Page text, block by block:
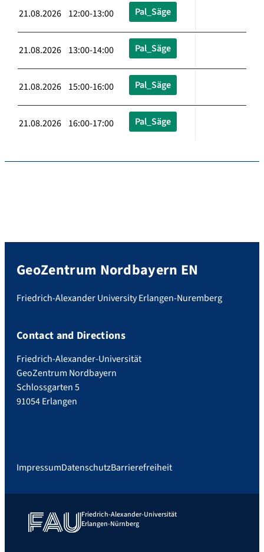
21.08.2026 12:00-13:00 Pal_Säge
21.08.2026 13:00-14:00 Pal_Säge
21.08.2026 15:00-16:00 Pal_Säge
21.08.2026 16:00-17:00 Pal_Säge
GeoZentrum Nordbayern EN
Friedrich-Alexander University Erlangen-Nuremberg
Contact and Directions
Friedrich-Alexander-Universität
GeoZentrum Nordbayern
Schlossgarten 5
91054 Erlangen
ImpressumDatenschutzBarrierefreiheit
Friedrich-Alexander-Universität
Erlangen-Nürnberg